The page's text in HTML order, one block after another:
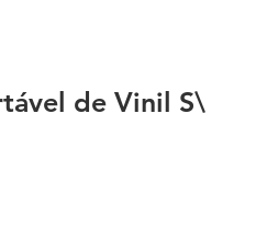
de Vinil S\